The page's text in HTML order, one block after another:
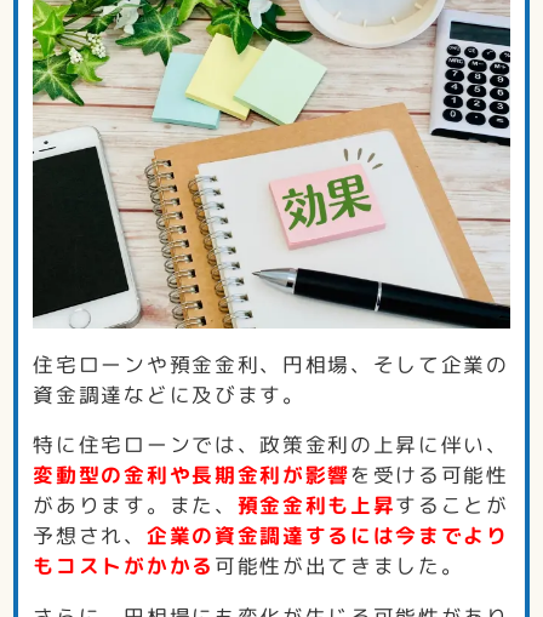
住宅ローンや預金金利、円相場、そして企業の
資金調達などに及びます。
特に住宅ローンでは、政策金利の上昇に伴い、
変動型の金利や長期金利が影響を受ける可能性
があります。また、 預金金利も上昇することが
予想され、 企業の資金調達するには今までより
もコストがかかる 可能性が出てきました。